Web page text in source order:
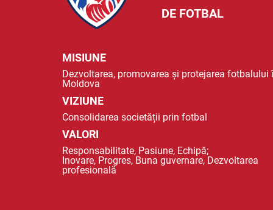
DE FOTBAL
MISIUNE
Dezvoltarea, promovarea și protejarea fotbalului
Moldova
VIZIUNE
Consolidarea societății prin fotbal
VALORI
Responsabilitate, Pasiune, Echipă;
Inovare, Progres, Buna guvernare, Dezvoltarea
profesională